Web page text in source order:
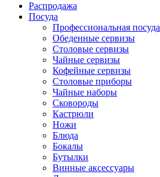
Распродажа
Посуда
Профессиональная посуда
Обеденные сервизы
Столовые сервизы
Чайные сервизы
Кофейные сервизы
Столовые приборы
Чайные наборы
Сковороды
Кастрюли
Ножи
Блюда
Бокалы
Бутылки
Винные аксессуары